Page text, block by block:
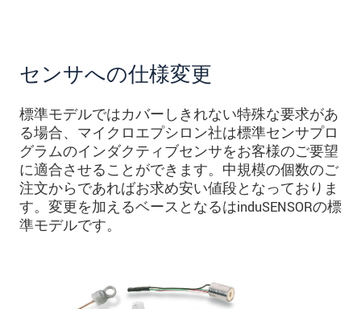
センサへの仕様変更
標準モデルではカバーしきれない特殊な要求があ
る場合、マイクロエプシロン社は標準センサプロ
グラムのインダクティブセンサをお客様のご要望
に適合させることができます。中規模の個数のご
注文からであればお求め安い値段となっておりま
す。変更を加えるベースとなるはinduSENSORの標
準モデルです。